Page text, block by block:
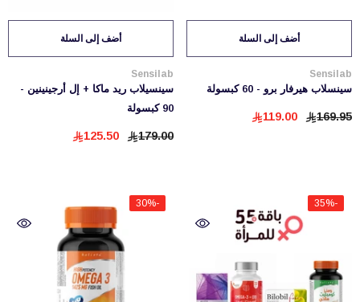
أضف إلى السلة
بائع:
Sensilab
سينسلاب هيرفار برو - 60 كبسولة
169.95
119.00
أضف إلى السلة
بائع:
Sensilab
سينسيلاب ريد ماكا + إل أرجينينين -
90 كبسولة
179.00
125.50
-35%
-30%